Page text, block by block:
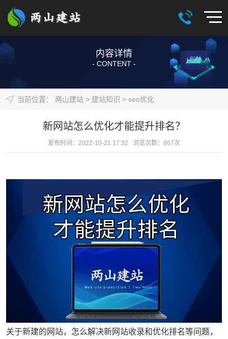
内容详情
- CONTENT -
当前位置： 两山建站> 建站知识 > seo优化
新网站怎么优化才能提升排名？
发布时间：2022-10-21 17:32 浏览次数： 867次
关于新建的网站，怎么解决新网站收录和优化排名等问题，